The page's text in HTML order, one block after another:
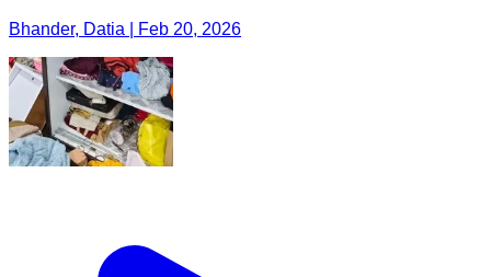
Bhander, Datia | Feb 20, 2026